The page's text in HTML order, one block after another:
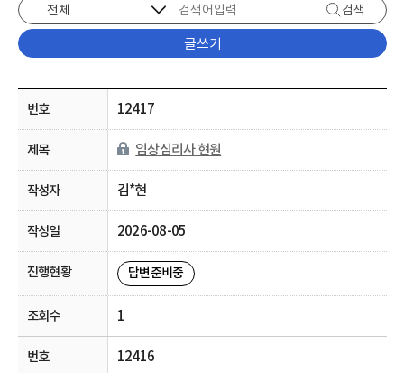
검색
글쓰기
12417
임상심리사 현원
김*현
2026-08-05
답변준비중
1
12416